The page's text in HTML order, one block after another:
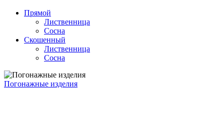
Прямой
Лиственница
Сосна
Скошенный
Лиственница
Сосна
Погонажные изделия